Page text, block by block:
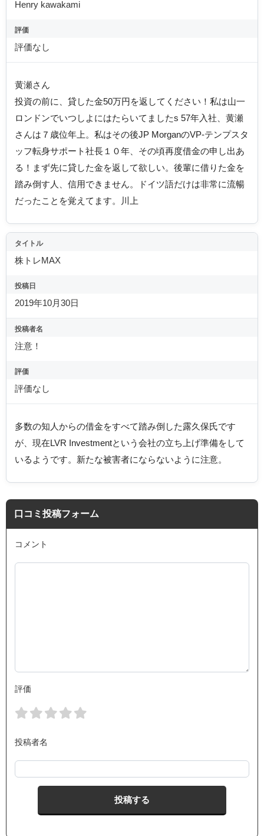
Henry kawakami
評価
評価なし
黄瀬さん
投資の前に、貸した金50万円を返してください！私は山一
ロンドンでいつしよにはたらいてましたs 57年入社、黄瀬
さんは７歳位年上。私はその後JP MorganのVP-テンプスタ
ッフ転身サポート社長１０年、その頃再度借金の申し出あ
る！まず先に貸した金を返して欲しい。後輩に借りた金を
踏み倒す人、信用できません。ドイツ語だけは非常に流暢
だったことを覚えてます。川上
タイトル
株トレMAX
投稿日
2019年10月30日
投稿者名
注意！
評価
評価なし
多数の知人からの借金をすべて踏み倒した露久保氏です
が、現在LVR Investmentという会社の立ち上げ準備をして
いるようです。新たな被害者にならないように注意。
口コミ投稿フォーム
コメント
評価
投稿者名